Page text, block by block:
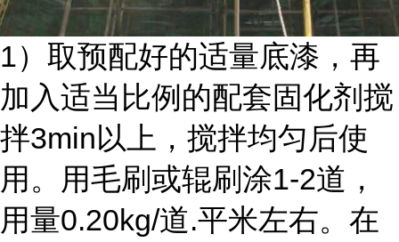
1）取预配好的适量底漆，再
加入适当比例的配套固化剂搅
拌3min以上，搅拌均匀后使
用。用毛刷或辊刷涂1-2道，
用量0.20kg/道.平米左右。在